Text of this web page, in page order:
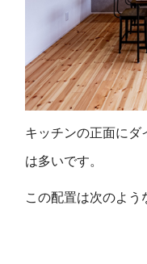
キッチンの正面にダ
は多いです。
この配置は次のよう